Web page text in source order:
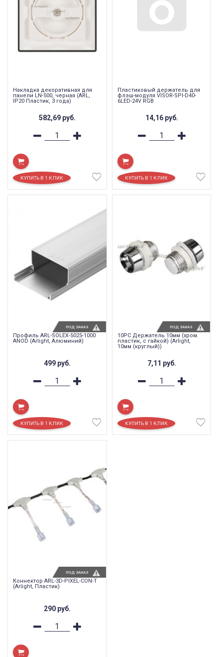
Накладка декоративная для
панели LN-500, черная (ARL,
IP20 Пластик, 3 года)
582,69 руб.
Пластиковый держатель для
флэш-модуля VISOR-SPI-D40-
6LED-24V RGB
14,16 руб.
Профиль ARL-SOLEX-5025-1000
ANOD (Arlight, Алюминий)
499 руб.
ПОД ЗАКАЗ
10PC Держатель 10мм (хром.
пластик, с гайкой) (Arlight,
10мм (круглый))
7,11 руб.
ПОД ЗАКАЗ
Коннектор ARL-3D-PIXEL-CON-T
(Arlight, Пластик)
290 руб.
ПОД ЗАКАЗ